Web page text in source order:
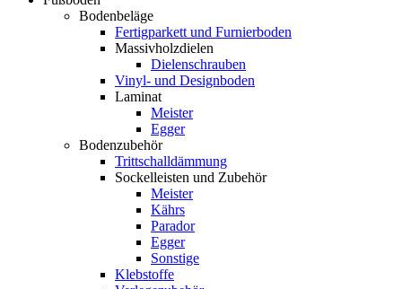
Bodenbeläge
Fertigparkett und Furnierboden
Massivholzdielen
Dielenschrauben
Vinyl- und Designboden
Laminat
Meister
Egger
Bodenzubehör
Trittschalldämmung
Sockelleisten und Zubehör
Meister
Kährs
Parador
Egger
Sonstige
Klebstoffe